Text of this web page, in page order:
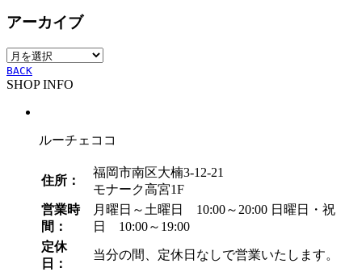
ゴ
ー
アーカイブ
ア
ー
カ
BACK
SHOP INFO
ルーチェココ
住所：
福岡市南区大楠3-12-21
モナーク高宮1F
営業時
間：
月曜日～土曜日 10:00～20:00 日曜日・祝
日 10:00～19:00
定休
日：
当分の間、定休日なしで営業いたします。